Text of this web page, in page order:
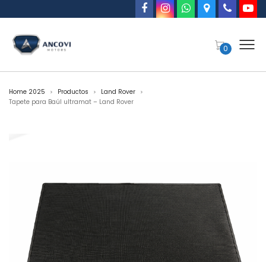
0
Home 2025 > Productos > Land Rover >
Tapete para Baúl ultramat – Land Rover